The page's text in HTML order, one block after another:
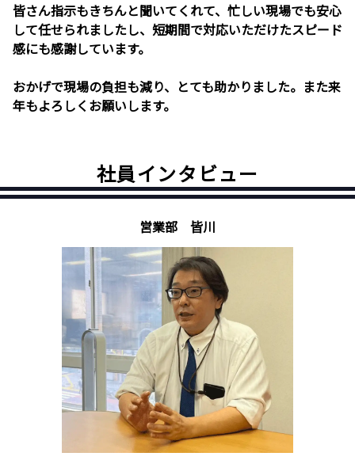
皆さん指示もきちんと聞いてくれて、忙しい現場でも安心
して任せられましたし、短期間で対応いただけたスピード
感にも感謝しています。
おかげで現場の負担も減り、とても助かりました。また来
年もよろしくお願いします。
社員インタビュー
営業部 皆川